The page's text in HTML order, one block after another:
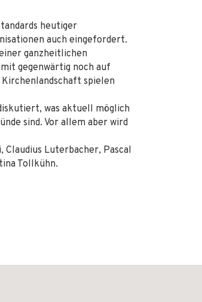
heutiger
auch eingefordert.
ganzheitlichen
gegenwärtig noch auf
spielen
was aktuell möglich
sind. Vor allem aber wird
Claudius Luterbacher, Pascal
Tollkühn.